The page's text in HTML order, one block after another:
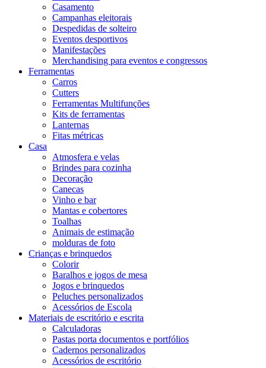
Casamento
Campanhas eleitorais
Despedidas de solteiro
Eventos desportivos
Manifestações
Merchandising para eventos e congressos
Ferramentas
Carros
Cutters
Ferramentas Multifunções
Kits de ferramentas
Lanternas
Fitas métricas
Casa
Atmosfera e velas
Brindes para cozinha
Decoração
Canecas
Vinho e bar
Mantas e cobertores
Toalhas
Animais de estimação
molduras de foto
Crianças e brinquedos
Colorir
Baralhos e jogos de mesa
Jogos e brinquedos
Peluches personalizados
Acessórios de Escola
Materiais de escritório e escrita
Calculadoras
Pastas porta documentos e portfólios
Cadernos personalizados
Acessórios de escritório